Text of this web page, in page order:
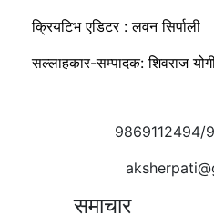
क्रियटिभ एडिटर : लवन सिर्पाली
सल्लाहकार-सम्पादक: शिवराज
9869112494/
समाचार